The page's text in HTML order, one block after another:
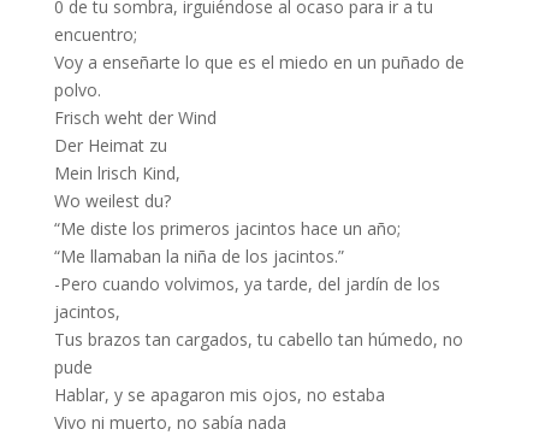
0 de tu sombra, irguiéndose al ocaso para ir a tu
encuentro;
Voy a enseñarte lo que es el miedo en un puñado de
polvo.
Frisch weht der Wind
Der Heimat zu
Mein lrisch Kind,
Wo weilest du?
“Me diste los primeros jacintos hace un año;
“Me llamaban la niña de los jacintos.”
-Pero cuando volvimos, ya tarde, del jardín de los
jacintos,
Tus brazos tan cargados, tu cabello tan húmedo, no
pude
Hablar, y se apagaron mis ojos, no estaba
Vivo ni muerto, no sabía nada